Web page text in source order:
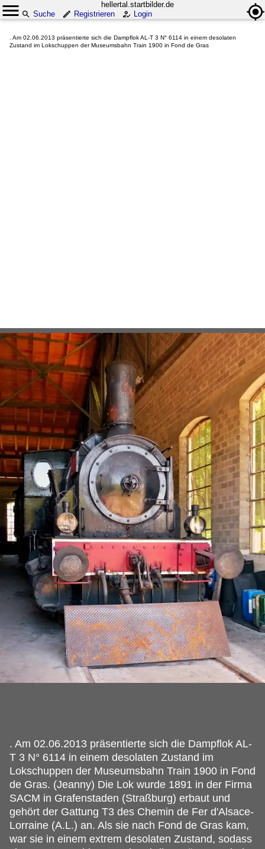
hellertal.startbilder.de
Suche
Registrieren Login
. Am 02.06.2013 präsentierte sich die Dampflok AL-T 3 N° 6114 in einem desolaten
Zustand im Lokschuppen der Museumsbahn Train 1900 in Fond de Gras
. Am 02.06.2013 präsentierte sich die Dampflok AL-
T 3 N° 6114 in einem desolaten Zustand im
Lokschuppen der Museumsbahn Train 1900 in Fond
de Gras. (Jeanny) Die Lok wurde 1891 in der Firma
SACM in Grafenstaden (Straßburg) erbaut und
gehört der Gattung T3 des Chemin de Fer d'Alsace-
Lorraine (A.L.) an. Als sie nach Fond de Gras kam,
war sie in einem extrem desolaten Zustand, sodass